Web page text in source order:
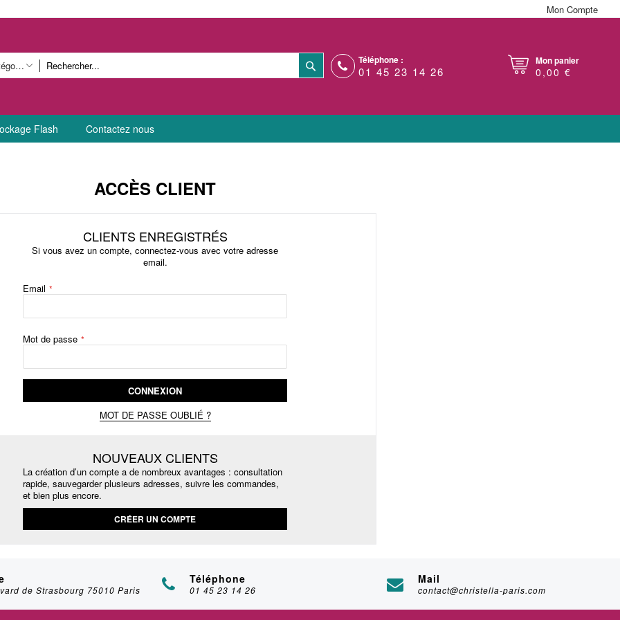
Mon Compte
Toutes catégories RECHERCHERTéléphone :
01 45 23 14 26
Mon panier
0,00 €
Flash Contactez nous
ACCÈS CLIENT
CLIENTS ENREGISTRÉS
Si vous avez un compte, connectez-vous avec votre adresse
email.
Email
Mot de passe
CONNEXION
MOT DE PASSE OUBLIÉ ?
NOUVEAUX CLIENTS
La création d’un compte a de nombreux avantages : consultation
rapide, sauvegarder plusieurs adresses, suivre les commandes,
et bien plus encore.
CRÉER UN COMPTE
de Strasbourg 75010 Paris
Téléphone
01 45 23 14 26
Mail
contact@christella-paris.com